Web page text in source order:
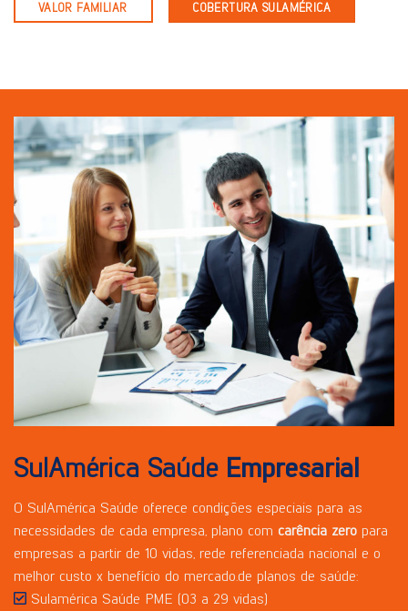
VALOR FAMILIAR COBERTURA SULAMÉRICA
SulAmérica Saúde Empresarial
O SulAmérica Saúde oferece condições especiais para as
necessidades de cada empresa, plano com carência zero para
empresas a partir de 10 vidas, rede referenciada nacional e o
melhor custo x benefício do mercado.de planos de saúde:
Sulamérica Saúde PME (03 a 29 vidas)